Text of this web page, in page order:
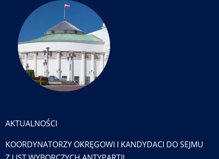
AKTUALNOŚCI
KOORDYNATORZY OKRĘGOWI I KANDYDACI DO SEJMU